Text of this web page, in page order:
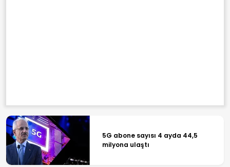
5G abone sayısı 4 ayda 44,5
milyona ulaştı